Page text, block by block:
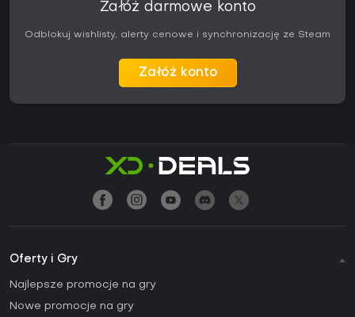
Załóż darmowe konto
Odblokuj wishlisty, alerty cenowe i synchronizację ze Steam
Załóż konto
Oferty i Gry
Najlepsze promocje na gry
Nowe promocje na gry